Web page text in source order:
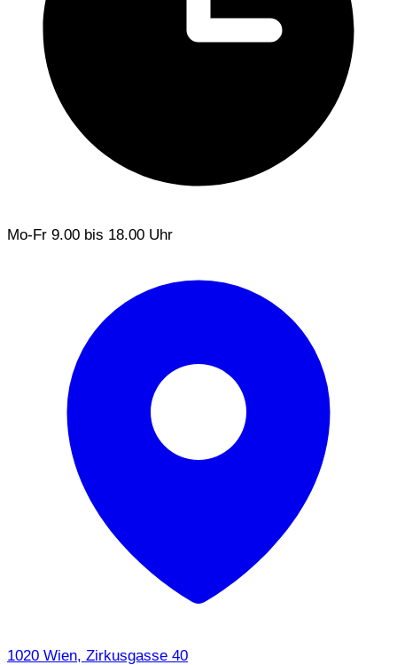
Mo-Fr 9.00 bis 18.00 Uhr
1020 Wien, Zirkusgasse 40